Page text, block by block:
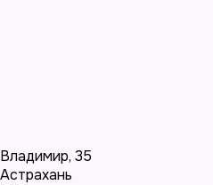
Владимир, 35
Астрахань